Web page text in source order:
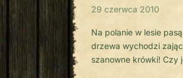
29 czerwca 2010
Na polanie w lesie
drzewa wychodzi
szanowne krówki! Czy